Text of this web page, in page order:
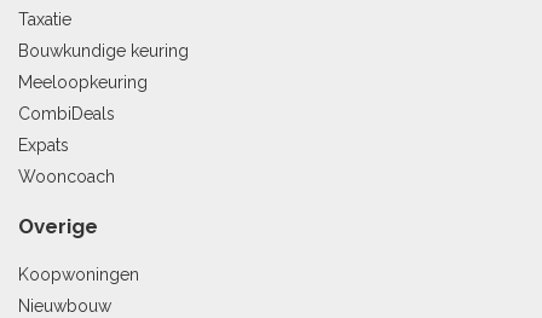
Taxatie
Bouwkundige keuring
Meeloopkeuring
CombiDeals
Expats
Wooncoach
Overige
Koopwoningen
Nieuwbouw